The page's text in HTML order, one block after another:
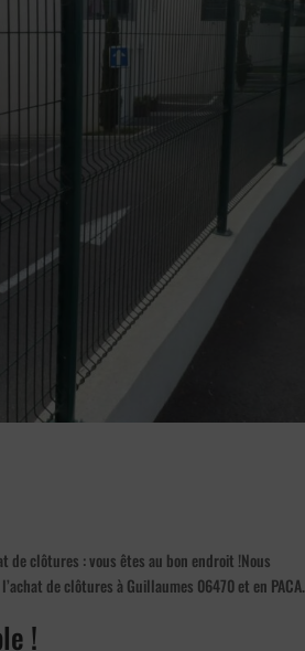
de clôtures : vous êtes au bon endroit !Nous
de clôtures à Guillaumes 06470 et en PACA.
!